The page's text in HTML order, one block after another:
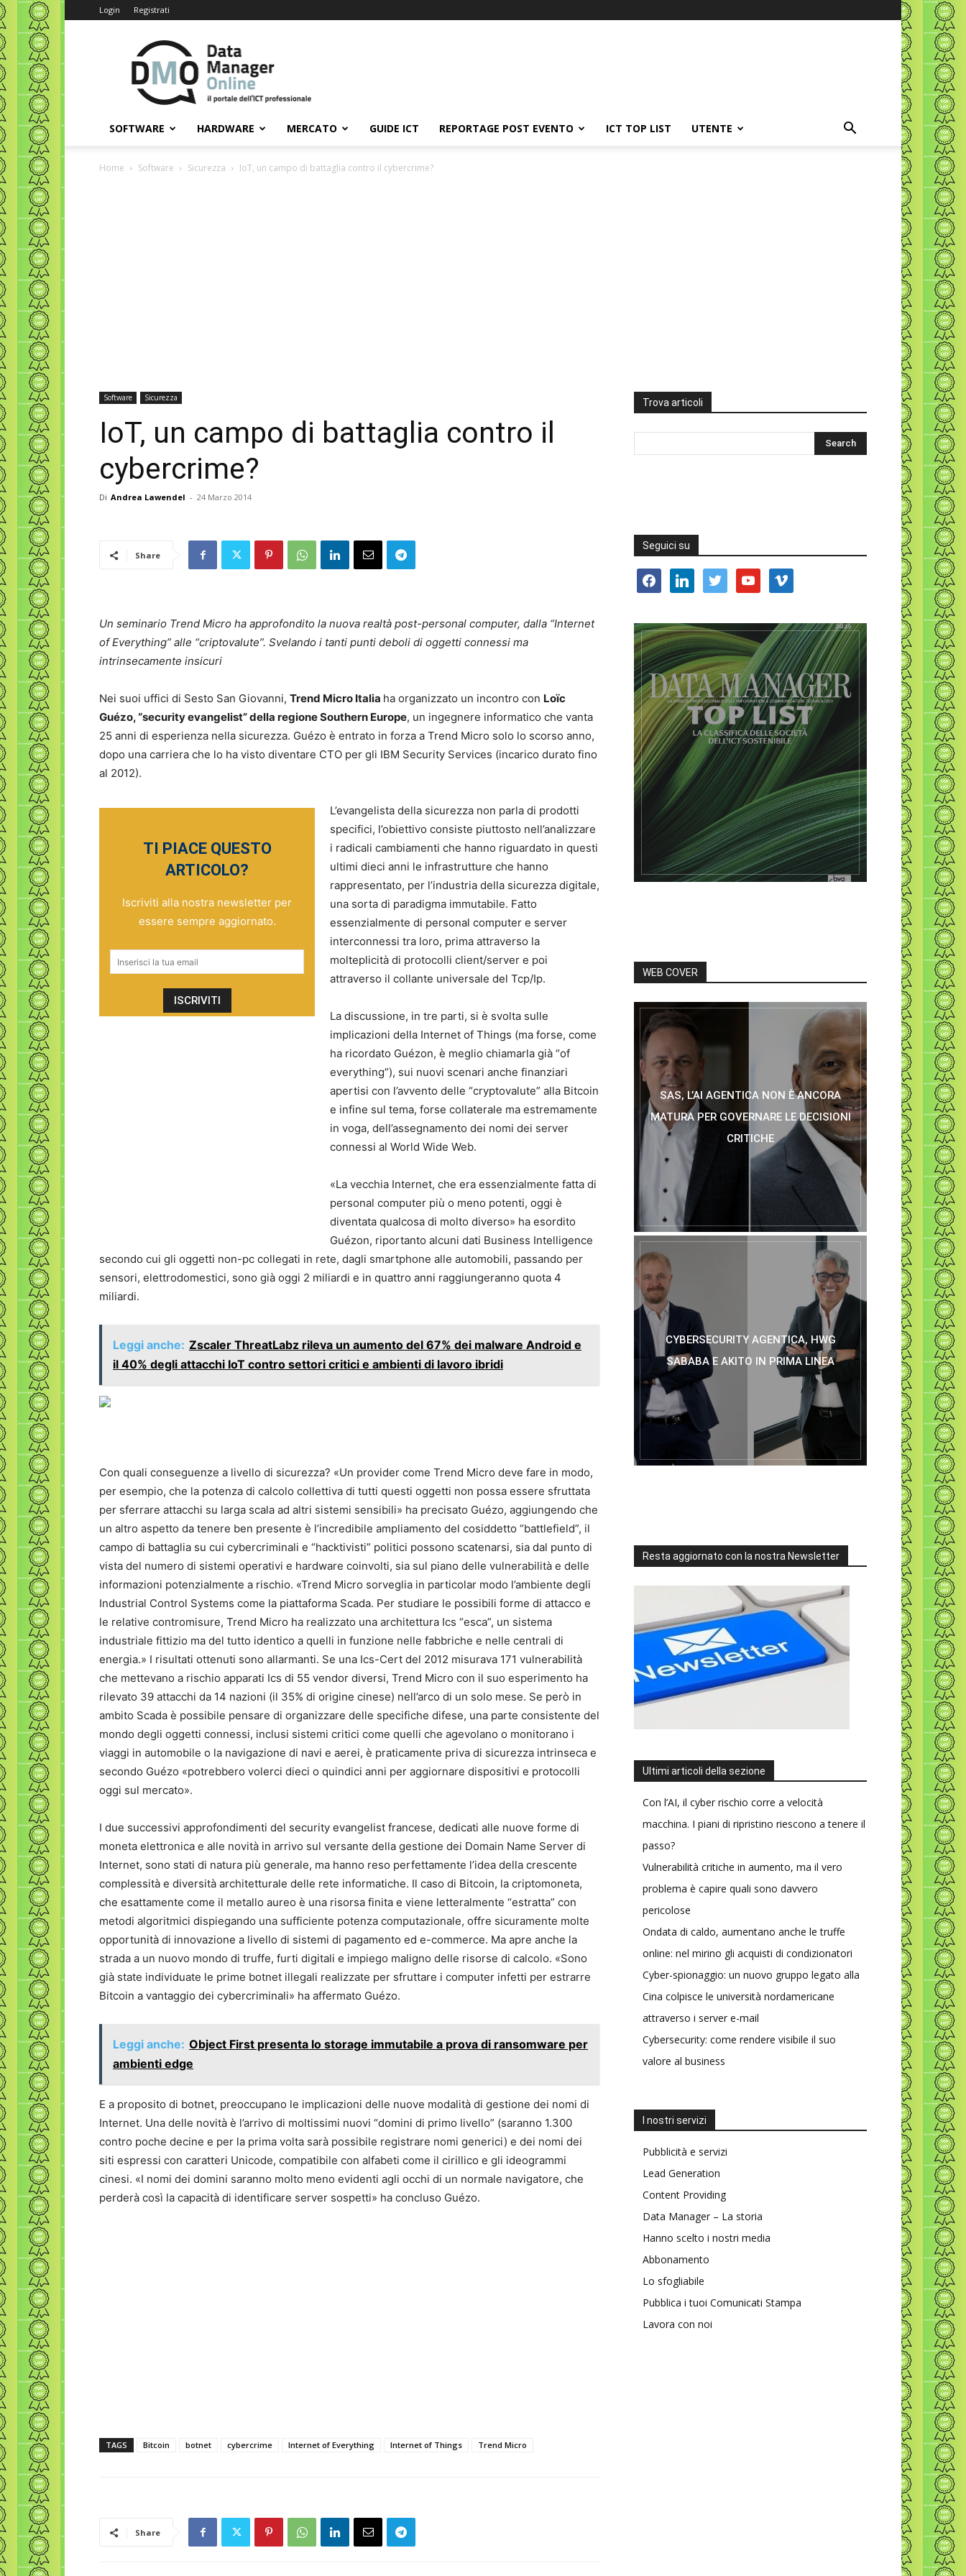
Login Registrati
Data
Manager
Online
SOFTWARE HARDWARE MERCATO GUIDE ICT REPORTAGE POST EVENTO ICT TOP LIST UTENTE
Home Software Sicurezza IoT, un campo di battaglia contro il cybercrime?
Software Sicurezza
IoT, un campo di battaglia contro il
cybercrime?
Di Andrea Lawendel - 24 Marzo 2014
Share
Un seminario Trend Micro ha approfondito la nuova realtà post-personal computer, dalla “Internet
of Everything” alle “criptovalute”. Svelando i tanti punti deboli di oggetti connessi ma
intrinsecamente insicuri
Nei suoi uffici di Sesto San Giovanni, Trend Micro Italia ha organizzato un incontro con Loïc
Guézo, “security evangelist” della regione Southern Europe, un ingegnere informatico che vanta
25 anni di esperienza nella sicurezza. Guézo è entrato in forza a Trend Micro solo lo scorso anno,
dopo una carriera che lo ha visto diventare CTO per gli IBM Security Services (incarico durato fino
al 2012).
TI PIACE QUESTO
ARTICOLO?
Iscriviti alla nostra newsletter per
essere sempre aggiornato.
L’evangelista della sicurezza non parla di prodotti
specifici, l’obiettivo consiste piuttosto nell’analizzare
i radicali cambiamenti che hanno riguardato in questi
ultimi dieci anni le infrastrutture che hanno
rappresentato, per l’industria della sicurezza digitale,
una sorta di paradigma immutabile. Fatto
essenzialmente di personal computer e server
interconnessi tra loro, prima attraverso la
molteplicità di protocolli client/server e poi
attraverso il collante universale del Tcp/Ip.
La discussione, in tre parti, si è svolta sulle
implicazioni della Internet of Things (ma forse, come
ha ricordato Guézon, è meglio chiamarla già “of
everything”), sui nuovi scenari anche finanziari
apertisi con l’avvento delle “cryptovalute” alla Bitcoin
e infine sul tema, forse collaterale ma estremamente
in voga, dell’assegnamento dei nomi dei server
connessi al World Wide Web.
«La vecchia Internet, che era essenzialmente fatta di
personal computer più o meno potenti, oggi è
diventata qualcosa di molto diverso» ha esordito
Guézon, riportanto alcuni dati Business Intelligence
secondo cui gli oggetti non-pc collegati in rete, dagli smartphone alle automobili, passando per
sensori, elettrodomestici, sono già oggi 2 miliardi e in quattro anni raggiungeranno quota 4
miliardi.
Leggi anche: Zscaler ThreatLabz rileva un aumento del 67% dei malware Android e
il 40% degli attacchi IoT contro settori critici e ambienti di lavoro ibridi
Con quali conseguenze a livello di sicurezza? «Un provider come Trend Micro deve fare in modo,
per esempio, che la potenza di calcolo collettiva di tutti questi oggetti non possa essere sfruttata
per sferrare attacchi su larga scala ad altri sistemi sensibili» ha precisato Guézo, aggiungendo che
un altro aspetto da tenere ben presente è l’incredibile ampliamento del cosiddetto “battlefield”, il
campo di battaglia su cui cybercriminali e “hacktivisti” politici possono scatenarsi, sia dal punto di
vista del numero di sistemi operativi e hardware coinvolti, sia sul piano delle vulnerabilità e delle
informazioni potenzialmente a rischio. «Trend Micro sorveglia in particolar modo l’ambiente degli
Industrial Control Systems come la piattaforma Scada. Per studiare le possibili forme di attacco e
le relative contromisure, Trend Micro ha realizzato una architettura Ics “esca”, un sistema
industriale fittizio ma del tutto identico a quelli in funzione nelle fabbriche e nelle centrali di
energia.» I risultati ottenuti sono allarmanti. Se una Ics-Cert del 2012 misurava 171 vulnerabilità
che mettevano a rischio apparati Ics di 55 vendor diversi, Trend Micro con il suo esperimento ha
rilevato 39 attacchi da 14 nazioni (il 35% di origine cinese) nell’arco di un solo mese. Se però in
ambito Scada è possibile pensare di organizzare delle specifiche difese, una parte consistente del
mondo degli oggetti connessi, inclusi sistemi critici come quelli che agevolano o monitorano i
viaggi in automobile o la navigazione di navi e aerei, è praticamente priva di sicurezza intrinseca e
secondo Guézo «potrebbero volerci dieci o quindici anni per aggiornare dispositivi e protocolli
oggi sul mercato».
I due successivi approfondimenti del security evangelist francese, dedicati alle nuove forme di
moneta elettronica e alle novità in arrivo sul versante della gestione dei Domain Name Server di
Internet, sono stati di natura più generale, ma hanno reso perfettamente l’idea della crescente
complessità e diversità architetturale delle rete informatiche. Il caso di Bitcoin, la criptomoneta,
che esattamente come il metallo aureo è una risorsa finita e viene letteralmente “estratta” con
metodi algoritmici dispiegando una sufficiente potenza computazionale, offre sicuramente molte
opportunità di innovazione a livello di sistemi di pagamento ed e-commerce. Ma apre anche la
strada a un nuovo mondo di truffe, furti digitali e impiego maligno delle risorse di calcolo. «Sono
già state individuate le prime botnet illegali realizzate per sfruttare i computer infetti per estrarre
Bitcoin a vantaggio dei cybercriminali» ha affermato Guézo.
Leggi anche: Object First presenta lo storage immutabile a prova di ransomware per
ambienti edge
E a proposito di botnet, preoccupano le implicazioni delle nuove modalità di gestione dei nomi di
Internet. Una delle novità è l’arrivo di moltissimi nuovi “domini di primo livello” (saranno 1.300
contro poche decine e per la prima volta sarà possibile registrare nomi generici) e dei nomi dei
siti espressi con caratteri Unicode, compatibile con alfabeti come il cirillico e gli ideogrammi
cinesi. «I nomi dei domini saranno molto meno evidenti agli occhi di un normale navigatore, che
perderà così la capacità di identificare server sospetti» ha concluso Guézo.
TAGS Bitcoin botnet cybercrime Internet of Everything Internet of Things Trend Micro
Share
Trova articoli
Seguici su
facebooklinkedin twitter youtube vimeo
WEB COVER
SAS, L’AI AGENTICA NON È ANCORA
MATURA PER GOVERNARE LE DECISIONI
CRITICHE
CYBERSECURITY AGENTICA, HWG
SABABA E AKITO IN PRIMA LINEA
Resta aggiornato con la nostra Newsletter
Ultimi articoli della sezione
Con l’AI, il cyber rischio corre a velocità
macchina. I piani di ripristino riescono a tenere il
passo?
Vulnerabilità critiche in aumento, ma il vero
problema è capire quali sono davvero
pericolose
Ondata di caldo, aumentano anche le truffe
online: nel mirino gli acquisti di condizionatori
Cyber-spionaggio: un nuovo gruppo legato alla
Cina colpisce le università nordamericane
attraverso i server e-mail
Cybersecurity: come rendere visibile il suo
valore al business
I nostri servizi
Pubblicità e servizi
Lead Generation
Content Providing
Data Manager – La storia
Hanno scelto i nostri media
Abbonamento
Lo sfogliabile
Pubblica i tuoi Comunicati Stampa
Lavora con noi